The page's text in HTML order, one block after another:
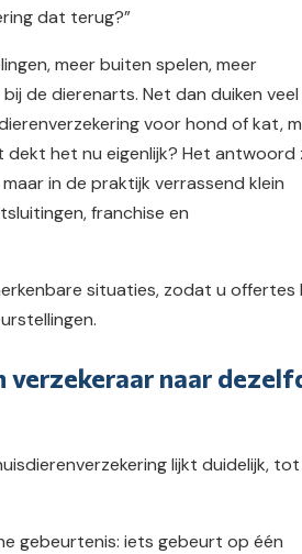
dat terug?”
meer buiten spelen, meer
de dierenarts. Net dan duiken veel
voor hond of kat,
dekt het nu eigenlijk? Het antwoord
in de praktijk verrassend klein
franchise en
situaties, zodat u offertes
naar
lijkt duidelijk,
gebeurtenis: iets gebeurt op één